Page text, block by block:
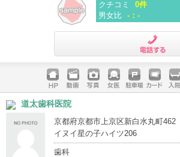
クチコミ
0件
男女比 -：-
ホームペ
ージ
動画 写真 女医 駐車場
クレジッ
入院
道太歯科医院
京都府京都市上京区新白水丸町462
イヌイ星の子ハイツ206
歯科